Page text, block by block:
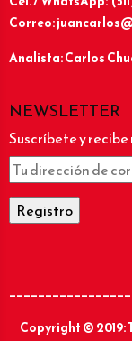
Correo:
Analista: Carlos
NEWSLETTER
Suscríbete y
Copyright © 2019: